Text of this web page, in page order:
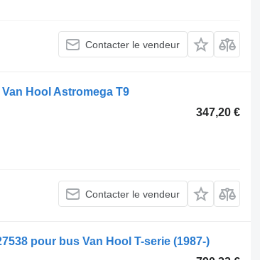
Contacter le vendeur
Hool Astromega T9
347,20 €
Contacter le vendeur
pour bus Van Hool T-serie (1987-)